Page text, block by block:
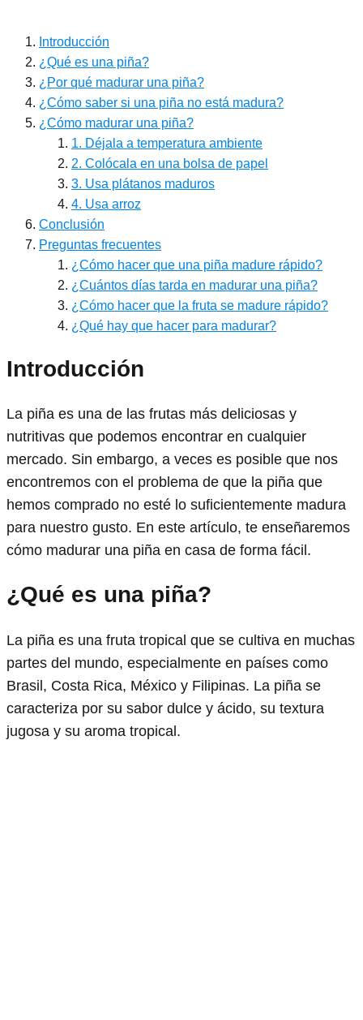
Introducción
¿Qué es una piña?
¿Por qué madurar una piña?
¿Cómo saber si una piña no está madura?
¿Cómo madurar una piña?
1. Déjala a temperatura ambiente
2. Colócala en una bolsa de papel
3. Usa plátanos maduros
4. Usa arroz
Conclusión
Preguntas frecuentes
¿Cómo hacer que una piña madure rápido?
¿Cuántos días tarda en madurar una piña?
¿Cómo hacer que la fruta se madure rápido?
¿Qué hay que hacer para madurar?
Introducción
La piña es una de las frutas más deliciosas y
nutritivas que podemos encontrar en cualquier
mercado. Sin embargo, a veces es posible que nos
encontremos con el problema de que la piña que
hemos comprado no esté lo suficientemente madura
para nuestro gusto. En este artículo, te enseñaremos
cómo madurar una piña en casa de forma fácil.
¿Qué es una piña?
La piña es una fruta tropical que se cultiva en muchas
partes del mundo, especialmente en países como
Brasil, Costa Rica, México y Filipinas. La piña se
caracteriza por su sabor dulce y ácido, su textura
jugosa y su aroma tropical.